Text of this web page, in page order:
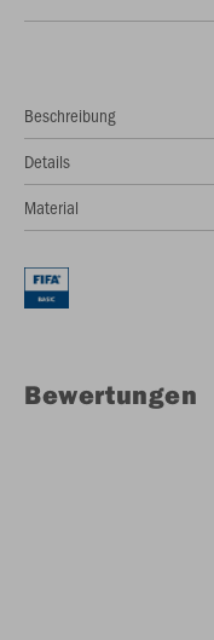
Beschreibung
Details
Material
Bewertungen